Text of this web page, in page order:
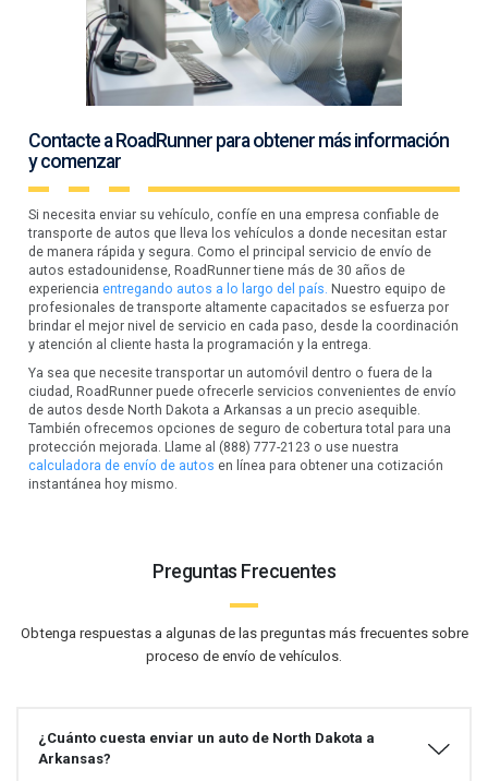
Contacte a RoadRunner para obtener más información
y comenzar
Si necesita enviar su vehículo, confíe en una empresa confiable de
transporte de autos que lleva los vehículos a donde necesitan estar
de manera rápida y segura. Como el principal servicio de envío de
autos estadounidense, RoadRunner tiene más de 30 años de
experienciaentregando autos a lo largo del país. Nuestro equipo de
profesionales de transporte altamente capacitados se esfuerza por
brindar el mejor nivel de servicio en cada paso, desde la coordinación
y atención al cliente hasta la programación y la entrega.
Ya sea que necesite transportar un automóvil dentro o fuera de la
ciudad, RoadRunner puede ofrecerle servicios convenientes de envío
de autos desde North Dakota a Arkansas a un precio asequible.
También ofrecemos opciones de seguro de cobertura total para una
protección mejorada. Llame al (888) 777-2123 o use nuestra
calculadora de envío de autos en línea para obtener una cotización
instantánea hoy mismo.
Preguntas Frecuentes
Obtenga respuestas a algunas de las preguntas más frecuentes sobre
proceso de envío de vehículos.
¿Cuánto cuesta enviar un auto de North Dakota a
Arkansas?